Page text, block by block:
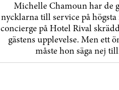
Michelle Chamoun har de
nycklarna till service på högsta
concierge på Hotel Rival
gästens upp­levelse. Men ett
måste hon säga nej